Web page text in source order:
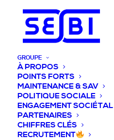
GROUPE
À PROPOS
POINTS FORTS
MAINTENANCE & SAV
POLITIQUE SOCIALE
ENGAGEMENT SOCIÉTAL
PARTENAIRES
CHIFFRES CLÉS
RECRUTEMENT